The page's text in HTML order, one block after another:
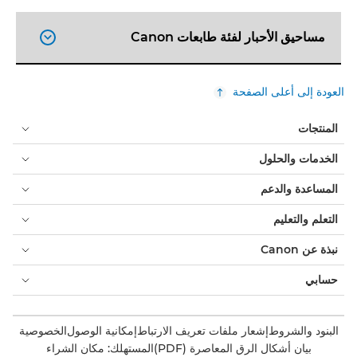
مساحيق الأحبار لفئة طابعات Canon 
العودة إلى أعلى الصفحة
المنتجات
الخدمات والحلول
المساعدة والدعم
التعلم والتعليم
نبذة عن Canon
حسابي
البنود والشروطإشعار ملفات تعريف الارتباطإمكانية الوصولالخصوصية
بيان أشكال الرق المعاصرة (PDF)
المستهلك: مكان الشراء